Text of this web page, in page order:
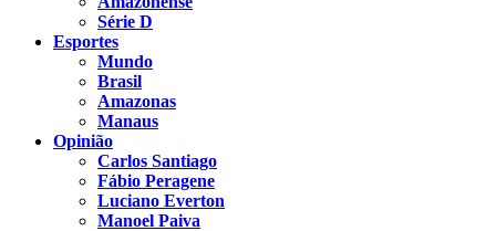
Série D
Esportes
Mundo
Brasil
Amazonas
Manaus
Opinião
Carlos Santiago
Fábio Peragene
Luciano Everton
Manoel Paiva